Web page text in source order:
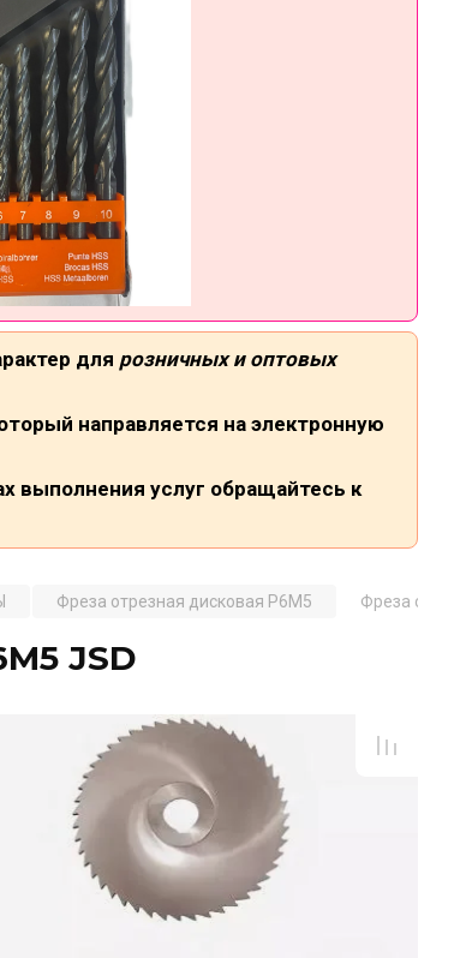
для розничных и оптовых
направляется на электронную
выполнения услуг обращайтесь к
Фреза отрезная дисковая P6M5 Фреза
JSD